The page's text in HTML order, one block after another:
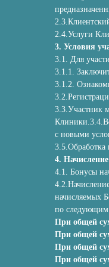
2.4.Услуги
3. Условия
3.1. Для
3.1.1.
3.1.2.
3.3.Участник
с новыми
3.5.Обработка
4.
4.1. Бонусы
начисляемых
по следующим
При общей
При общей
При общей
При общей